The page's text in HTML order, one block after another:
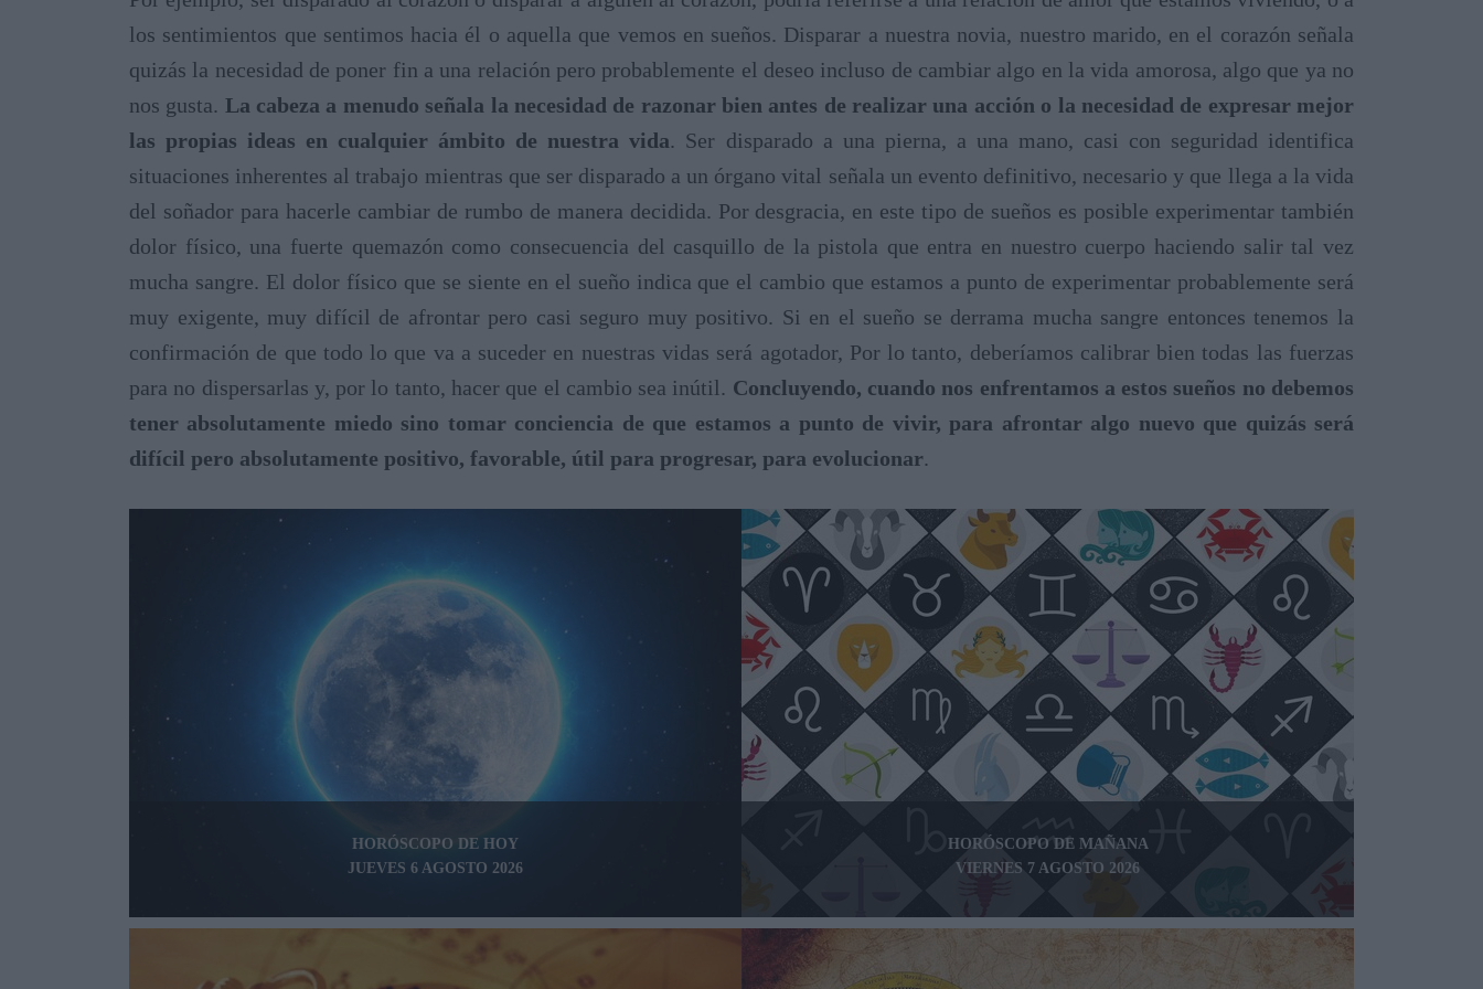
los sentimientos que sentimos hacia él o aquella que vemos en sueños. Disparar a nuestra novia, nuestro marido, en el corazón señala
quizás la necesidad de poner fin a una relación pero probablemente el deseo incluso de cambiar algo en la vida amorosa, algo que ya no
nos gusta. La cabeza a menudo señala la necesidad de razonar bien antes de realizar una acción o la necesidad de expresar mejor
las propias ideas en cualquier ámbito de nuestra vida. Ser disparado a una pierna, a una mano, casi con seguridad identifica
situaciones inherentes al trabajo mientras que ser disparado a un órgano vital señala un evento definitivo, necesario y que llega a la vida
del soñador para hacerle cambiar de rumbo de manera decidida. Por desgracia, en este tipo de sueños es posible experimentar también
dolor físico, una fuerte quemazón como consecuencia del casquillo de la pistola que entra en nuestro cuerpo haciendo salir tal vez
mucha sangre. El dolor físico que se siente en el sueño indica que el cambio que estamos a punto de experimentar probablemente será
muy exigente, muy difícil de afrontar pero casi seguro muy positivo. Si en el sueño se derrama mucha sangre entonces tenemos la
confirmación de que todo lo que va a suceder en nuestras vidas será agotador, Por lo tanto, deberíamos calibrar bien todas las fuerzas
para no dispersarlas y, por lo tanto, hacer que el cambio sea inútil. Concluyendo, cuando nos enfrentamos a estos sueños no debemos
tener absolutamente miedo sino tomar conciencia de que estamos a punto de vivir, para afrontar algo nuevo que quizás será
difícil pero absolutamente positivo, favorable, útil para progresar, para evolucionar.
HORÓSCOPO DE HOY
JUEVES 6 AGOSTO 2026
HORÓSCOPO DE MAÑANA
VIERNES 7 AGOSTO 2026